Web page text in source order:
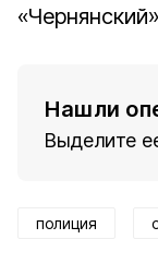
Нашли
Выделите
полиция